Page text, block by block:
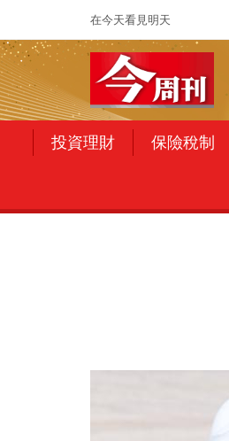
在今天看見明天
投資理財 保險稅制